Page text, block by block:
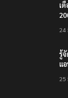
เ
24
รู้
แ
25